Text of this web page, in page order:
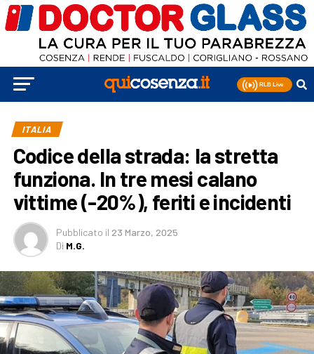
ITALIA
Codice della strada: la stretta
funziona. In tre mesi calano
vittime (-20%), feriti e incidenti
Pubblicato il 23 Marzo, 2025
Di M.G.